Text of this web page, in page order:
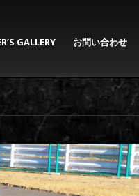
GALLERY お問い合わせ